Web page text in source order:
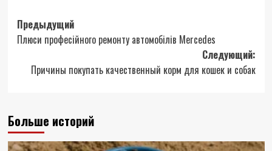
Навигация
записи
Предыдущий
Плюси професійного ремонту автомобілів Mercedes
Следующий:
Причины покупать качественный корм для кошек и собак
Больше историй